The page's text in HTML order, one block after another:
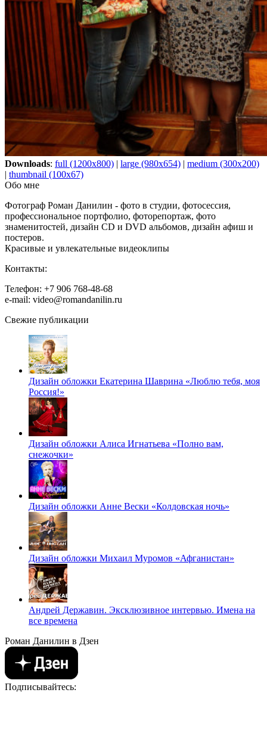
Downloads: full (1200x800) | large (980x654) | medium (300x200)
| thumbnail (100x67)
Обо мне
Фотограф Роман Данилин - фото в студии, фотосессия,
профессиональное портфолио, фоторепортаж, фото
знаменитостей, дизайн CD и DVD альбомов, дизайн афиш и
постеров.
Красивые и увлекательные видеоклипы
Контакты:
Телефон: +7 906 768-48-68
e-mail: video@romandanilin.ru
Свежие публикации
Дизайн обложки Екатерина Шаврина «Люблю тебя, моя
Россия!»
Дизайн обложки Алиса Игнатьева «Полно вам,
снежочки»
Дизайн обложки Анне Вески «Колдовская ночь»
Дизайн обложки Михаил Муромов «Афганистан»
Андрей Державин. Эксклюзивное интервью. Имена на
все времена
Роман Данилин в Дзен
Подписывайтесь: